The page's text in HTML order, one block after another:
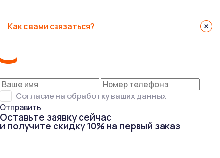
Как с вами связаться?
Согласие на обработку ваших данных
Отправить
Оставьте заявку сейчас
и получите скидку 10% на первый заказ